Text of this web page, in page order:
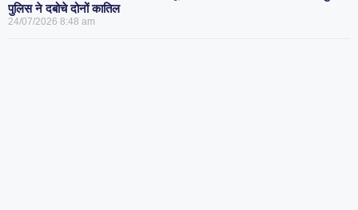
पुलिस ने दबोचे दोनों कातिल
24/07/2026 8:48 am